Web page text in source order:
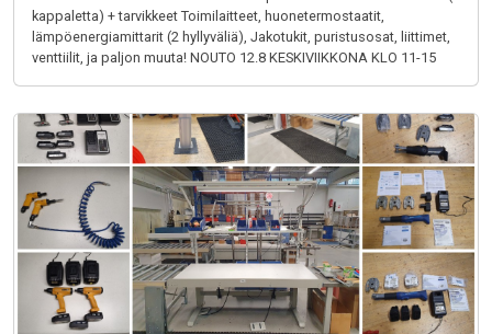
kappaletta) + tarvikkeet Toimilaitteet, huonetermostaatit,
lämpöenergiamittarit (2 hyllyväliä), Jakotukit, puristusosat, liittimet,
venttiilit, ja paljon muuta! NOUTO 12.8 KESKIVIIKKONA KLO 11-15